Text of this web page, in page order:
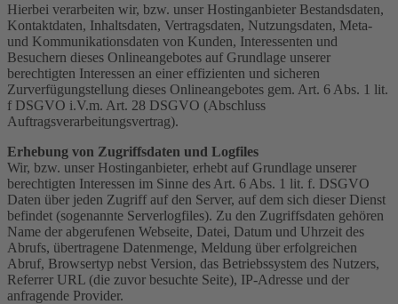
Hierbei verarbeiten wir, bzw. unser Hostinganbieter Bestandsdaten,
Kontaktdaten, Inhaltsdaten, Vertragsdaten, Nutzungsdaten, Meta-
und Kommunikationsdaten von Kunden, Interessenten und
Besuchern dieses Onlineangebotes auf Grundlage unserer
berechtigten Interessen an einer effizienten und sicheren
Zurverfügungstellung dieses Onlineangebotes gem. Art. 6 Abs. 1 lit.
f DSGVO i.V.m. Art. 28 DSGVO (Abschluss
Auftragsverarbeitungsvertrag).
Erhebung von Zugriffsdaten und Logfiles
Wir, bzw. unser Hostinganbieter, erhebt auf Grundlage unserer
berechtigten Interessen im Sinne des Art. 6 Abs. 1 lit. f. DSGVO
Daten über jeden Zugriff auf den Server, auf dem sich dieser Dienst
befindet (sogenannte Serverlogfiles). Zu den Zugriffsdaten gehören
Name der abgerufenen Webseite, Datei, Datum und Uhrzeit des
Abrufs, übertragene Datenmenge, Meldung über erfolgreichen
Abruf, Browsertyp nebst Version, das Betriebssystem des Nutzers,
Referrer URL (die zuvor besuchte Seite), IP-Adresse und der
anfragende Provider.